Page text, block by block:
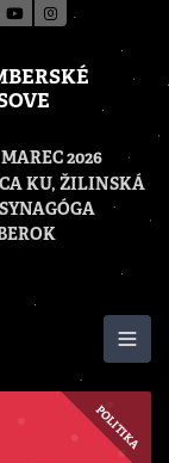
MAREC 2026
KU, ŽILINSKÁ
POLITIKA